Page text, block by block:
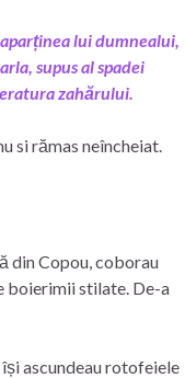
lui dumnealui,
supus al spadei
zahărului.
si rămas neîncheiat.
din Copou, coborau
boierimii stilate. De-a
ascundeau rotofeiele